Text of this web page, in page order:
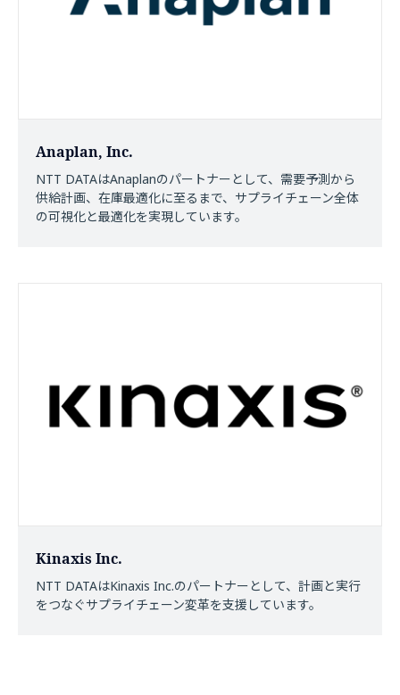
Anaplan, Inc.
NTT DATAはAnaplanのパートナーとして、需要予測から
供給計画、在庫最適化に至るまで、サプライチェーン全体
の可視化と最適化を実現しています。
Kinaxis Inc.
NTT DATAはKinaxis Inc.のパートナーとして、計画と実行
をつなぐサプライチェーン変革を支援しています。